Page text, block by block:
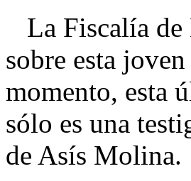
La Fiscalía de
sobre esta
momento, esta
sólo es una
de Asís Molina.